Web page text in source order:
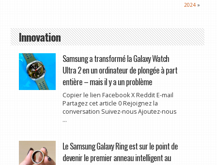
2024 »
Innovation
Samsung a transformé la Galaxy Watch
Ultra 2 en un ordinateur de plongée à part
entière – mais il y a un problème
Copier le lien Facebook X Reddit E-mail
Partagez cet article 0 Rejoignez la
conversation Suivez-nous Ajoutez-nous
...
Le Samsung Galaxy Ring est sur le point de
devenir le premier anneau intelligent au